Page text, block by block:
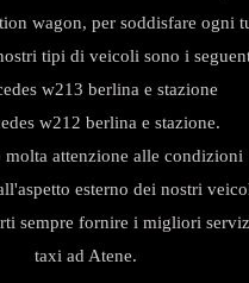
wagon, per soddisfare ogni
tipi di veicoli sono i
w213 berlina e stazione
w212 berlina e stazione.
molta attenzione alle condizioni
esterno dei nostri
sempre fornire i migliori
taxi ad Atene.